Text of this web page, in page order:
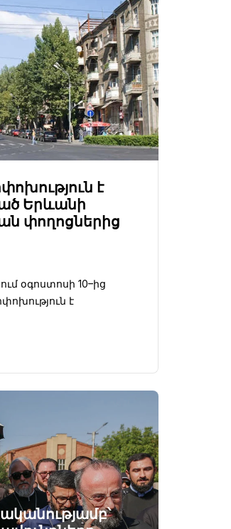
է
Երևանի
փողոցներից
օգոստոսի 10–ից
է